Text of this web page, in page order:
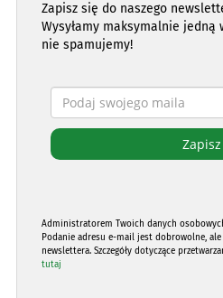
Zapisz się do naszego
Wysyłamy maksymalnie jedną
nie spamujemy!
Administratorem Twoich danych
Podanie adresu e-mail jest dobrowolne,
newslettera. Szczegóły dotyczące
tutaj